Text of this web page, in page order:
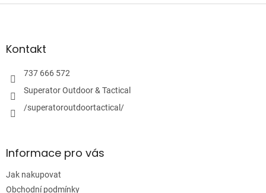
Z
aKontakt
737 666 572
Superator Outdoor & Tactical
/superatoroutdoortactical/
Informace pro vás
Jak nakupovat
Obchodní podmínky